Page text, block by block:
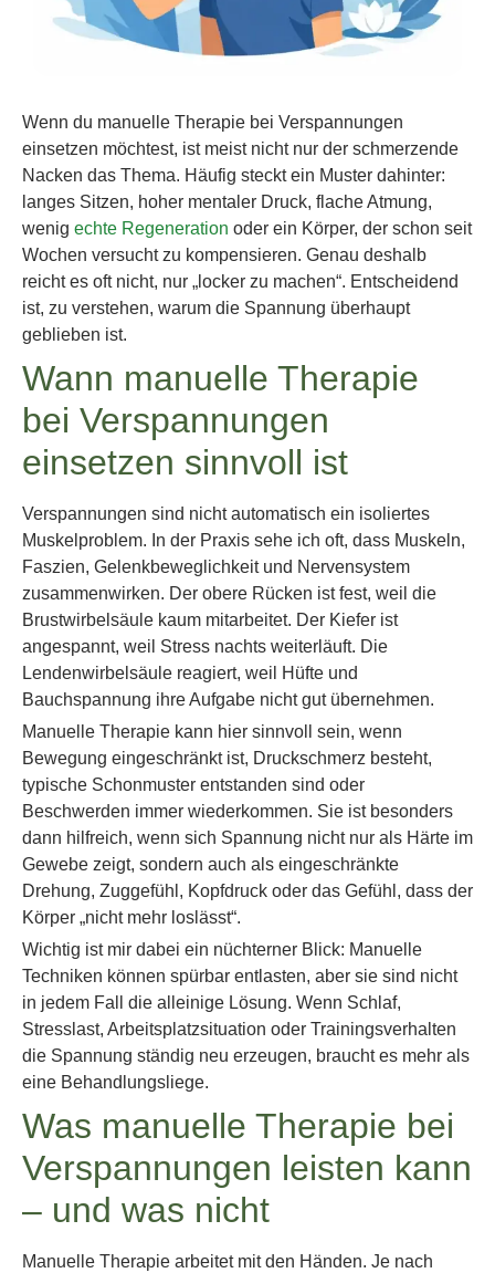
Wenn du manuelle Therapie bei Verspannungen
einsetzen möchtest, ist meist nicht nur der schmerzende
Nacken das Thema. Häufig steckt ein Muster dahinter:
langes Sitzen, hoher mentaler Druck, flache Atmung,
wenig echte Regeneration oder ein Körper, der schon seit
Wochen versucht zu kompensieren. Genau deshalb
reicht es oft nicht, nur „locker zu machen“. Entscheidend
ist, zu verstehen, warum die Spannung überhaupt
geblieben ist.
Wann manuelle Therapie
bei Verspannungen
einsetzen sinnvoll ist
Verspannungen sind nicht automatisch ein isoliertes
Muskelproblem. In der Praxis sehe ich oft, dass Muskeln,
Faszien, Gelenkbeweglichkeit und Nervensystem
zusammenwirken. Der obere Rücken ist fest, weil die
Brustwirbelsäule kaum mitarbeitet. Der Kiefer ist
angespannt, weil Stress nachts weiterläuft. Die
Lendenwirbelsäule reagiert, weil Hüfte und
Bauchspannung ihre Aufgabe nicht gut übernehmen.
Manuelle Therapie kann hier sinnvoll sein, wenn
Bewegung eingeschränkt ist, Druckschmerz besteht,
typische Schonmuster entstanden sind oder
Beschwerden immer wiederkommen. Sie ist besonders
dann hilfreich, wenn sich Spannung nicht nur als Härte im
Gewebe zeigt, sondern auch als eingeschränkte
Drehung, Zuggefühl, Kopfdruck oder das Gefühl, dass der
Körper „nicht mehr loslässt“.
Wichtig ist mir dabei ein nüchterner Blick: Manuelle
Techniken können spürbar entlasten, aber sie sind nicht
in jedem Fall die alleinige Lösung. Wenn Schlaf,
Stresslast, Arbeitsplatzsituation oder Trainingsverhalten
die Spannung ständig neu erzeugen, braucht es mehr als
eine Behandlungsliege.
Was manuelle Therapie bei
Verspannungen leisten kann
– und was nicht
Manuelle Therapie arbeitet mit den Händen. Je nach